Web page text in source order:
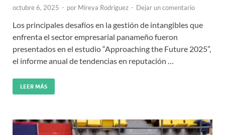
octubre 6, 2025 - por Mireya Rodriguez - Dejar un comentario
Los principales desafíos en la gestión de intangibles que
enfrenta el sector empresarial panameño fueron
presentados en el estudio “Approaching the Future 2025”,
el informe anual de tendencias en reputación …
LEER MÁS